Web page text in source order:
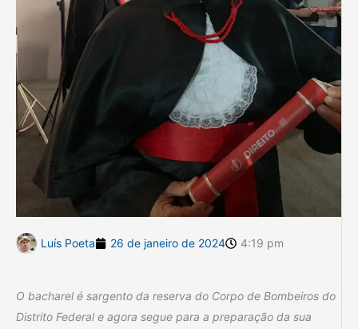
Luís Poeta 26 de janeiro de 2024 4:19 pm
O bacharel é sargento da reserva do Corpo de Bombeiros do
Distrito Federal e agora segue para a preparação da sua